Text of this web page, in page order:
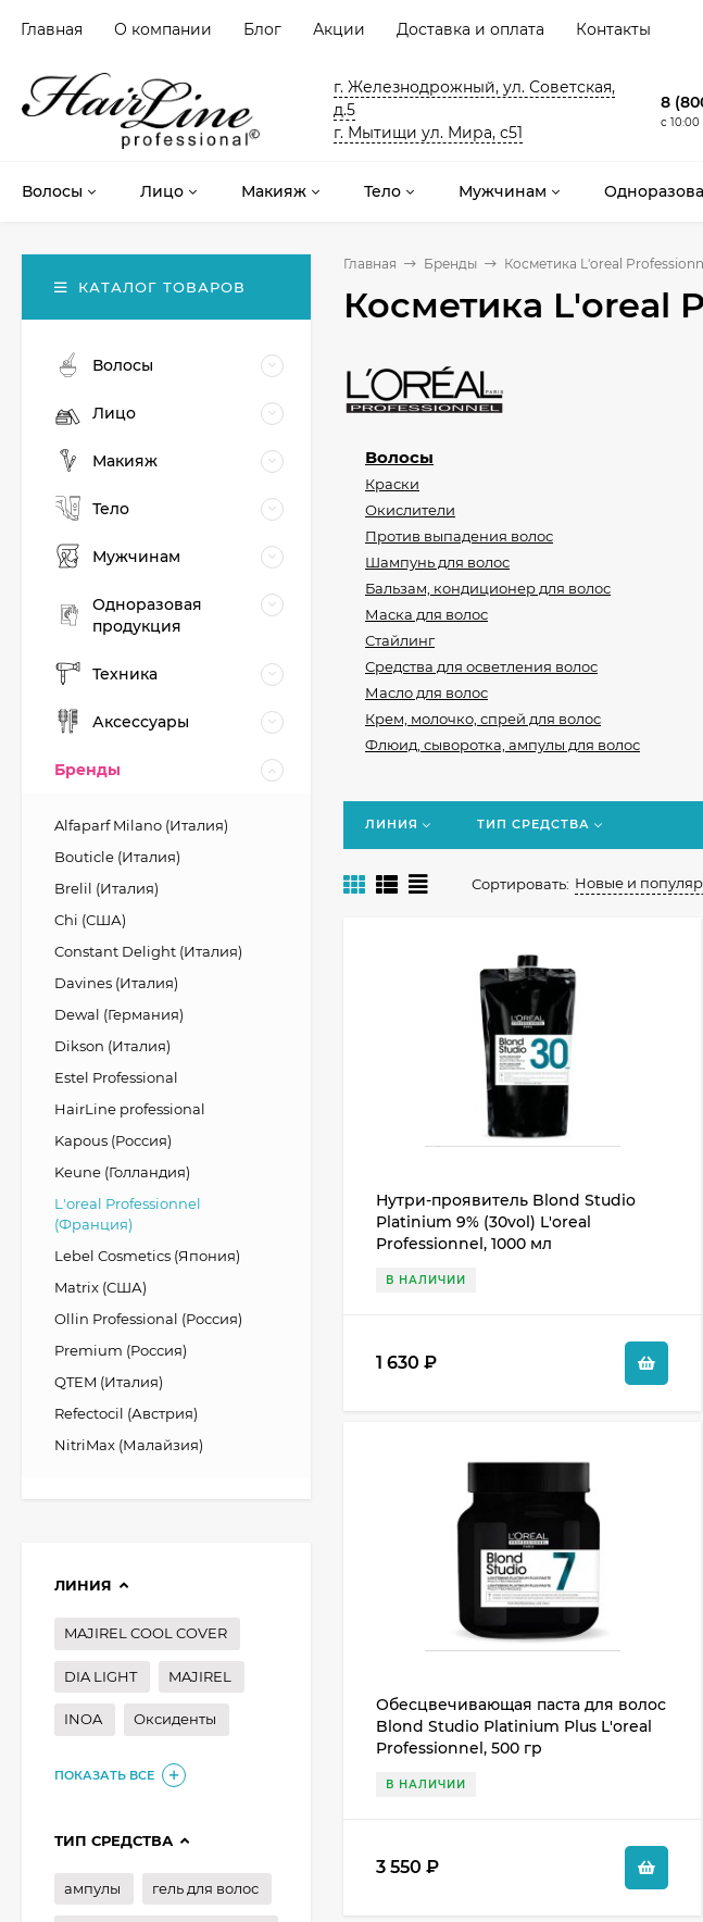
Главная О компании Блог Акции Доставка и оплата Контакты
г. Железнодрожный, ул. Советская,
д.5
г. Мытищи ул. Мира, с51
8
с
Волосы Лицо Макияж Тело Мужчинам
Главная Бренды Косметика L'oreal
Косметика L'oreal
Волосы
Краски
Окислители
Против выпадения волос
Шампунь для волос
Бальзам, кондиционер для волос
Маска для волос
Стайлинг
Средства для осветления волос
Масло для волос
Крем, молочко, спрей для волос
Флюид, сыворотка, ампулы для волос
ЛИНИЯ ТИП СРЕДСТВА
Сортировать: Новые и
Нутри-проявитель Blond Studio
Platinium 9% (30vol) L'oreal
Professionnel, 1000 мл
В НАЛИЧИИ
1 630 ₽
Обесцвечивающая паста для волос
Blond Studio Platinium Plus L'oreal
Professionnel, 500 гр
В НАЛИЧИИ
3 550 ₽
КАТАЛОГ ТОВАРОВ
Волосы
Лицо
Макияж
Тело
Мужчинам
Одноразовая
продукция
Техника
Аксессуары
Бренды
Alfaparf Milano (Италия)
Bouticle (Италия)
Brelil (Италия)
Chi (США)
Constant Delight (Италия)
Davines (Италия)
Dewal (Германия)
Dikson (Италия)
Estel Professional
HairLine professional
Kapous (Россия)
Keune (Голландия)
L'oreal Professionnel
(Франция)
Lebel Cosmetics (Япония)
Matrix (США)
Ollin Professional (Россия)
Premium (Россия)
QTEM (Италия)
Refectocil (Австрия)
NitriMax (Малайзия)
ЛИНИЯ
MAJIREL COOL COVER
DIA LIGHT MAJIREL
INOA Оксиденты
ПОКАЗАТЬ ВСЕ
ТИП СРЕДСТВА
ампулы гель для волос